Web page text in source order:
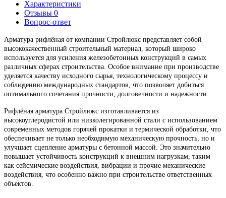
Характеристики
Отзывы 0
Вопрос-ответ
Арматура рифлёная от компании Стройлюкс представляет собой
высококачественный строительный материал, который широко
используется для усиления железобетонных конструкций в самых
различных сферах строительства. Особое внимание при производстве
уделяется качеству исходного сырья, технологическому процессу и
соблюдению международных стандартов, что позволяет добиться
оптимального сочетания прочности, долговечности и надежности.
Рифлёная арматура Стройлюкс изготавливается из
высокоуглеродистой или низколегированной стали с использованием
современных методов горячей прокатки и термической обработки, что
обеспечивает не только необходимую механическую прочность, но и
улучшает сцепление арматуры с бетонной массой. Это значительно
повышает устойчивость конструкций к внешним нагрузкам, таким
как сейсмические воздействия, вибрации и прочие механические
воздействия, что особенно важно при строительстве ответственных
объектов.